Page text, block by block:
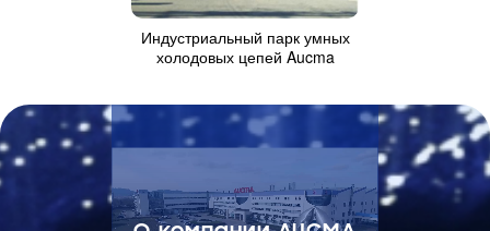
Индустриальный парк умных
холодовых цепей Aucma